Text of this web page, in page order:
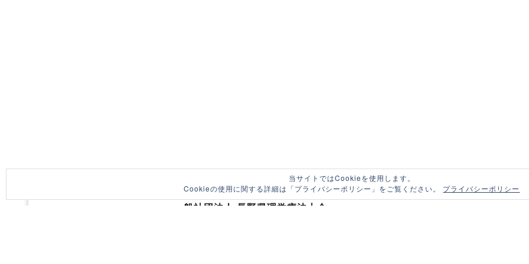
一般社団法人 長野県理学療法士会
当サイトではCookieを使用します。
Cookieの使用に関する詳細は「プライバシーポリシー」をご覧ください。 プライバシーポリシー